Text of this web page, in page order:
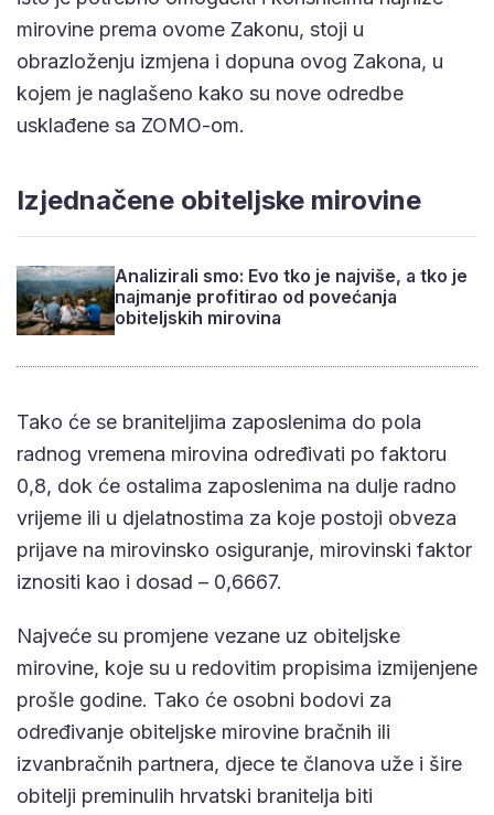
mirovine prema ovome Zakonu, stoji u
obrazloženju izmjena i dopuna ovog Zakona, u
kojem je naglašeno kako su nove odredbe
usklađene sa ZOMO-om.
Izjednačene obiteljske mirovine
Analizirali smo: Evo tko je najviše, a tko je
najmanje profitirao od povećanja
obiteljskih mirovina
Tako će se braniteljima zaposlenima do pola
radnog vremena mirovina određivati po faktoru
0,8, dok će ostalima zaposlenima na dulje radno
vrijeme ili u djelatnostima za koje postoji obveza
prijave na mirovinsko osiguranje, mirovinski faktor
iznositi kao i dosad – 0,6667.
Najveće su promjene vezane uz obiteljske
mirovine, koje su u redovitim propisima izmijenjene
prošle godine. Tako će osobni bodovi za
određivanje obiteljske mirovine bračnih ili
izvanbračnih partnera, djece te članova uže i šire
obitelji preminulih hrvatski branitelja biti